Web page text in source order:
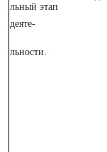
льный этап
деяте-
льности.